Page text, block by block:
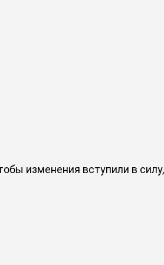
изменения вступили в